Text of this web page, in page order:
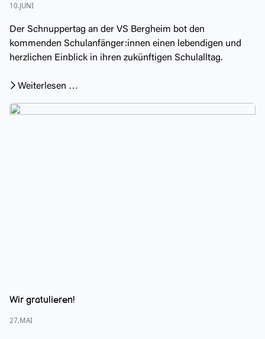
10.JUNI
Der Schnuppertag an der VS Bergheim bot den
kommenden Schulanfänger:innen einen lebendigen und
herzlichen Einblick in ihren zukünftigen Schulalltag.
Weiterlesen …
Wir gratulieren!
27.MAI